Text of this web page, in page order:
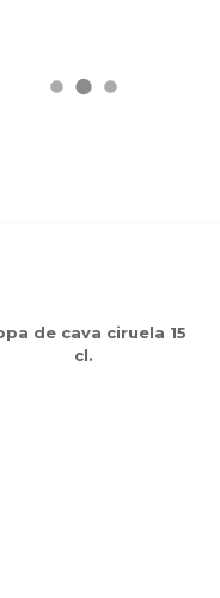
de cava ciruela 15
cl.